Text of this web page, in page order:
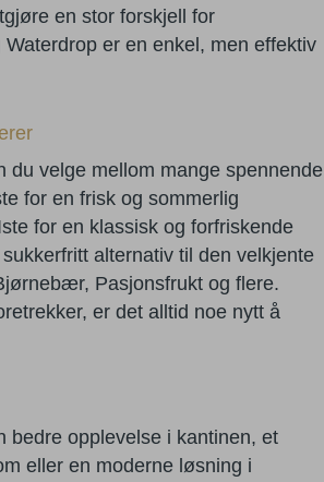
en stor forskjell for
er en enkel, men effektiv
du velge mellom mange spennende
for en frisk og sommerlig
for en klassisk og forfriskende
alternativ til den velkjente
Pasjonsfrukt og flere.
er det alltid noe nytt å
bedre opplevelse i kantinen, et
eller en moderne løsning i